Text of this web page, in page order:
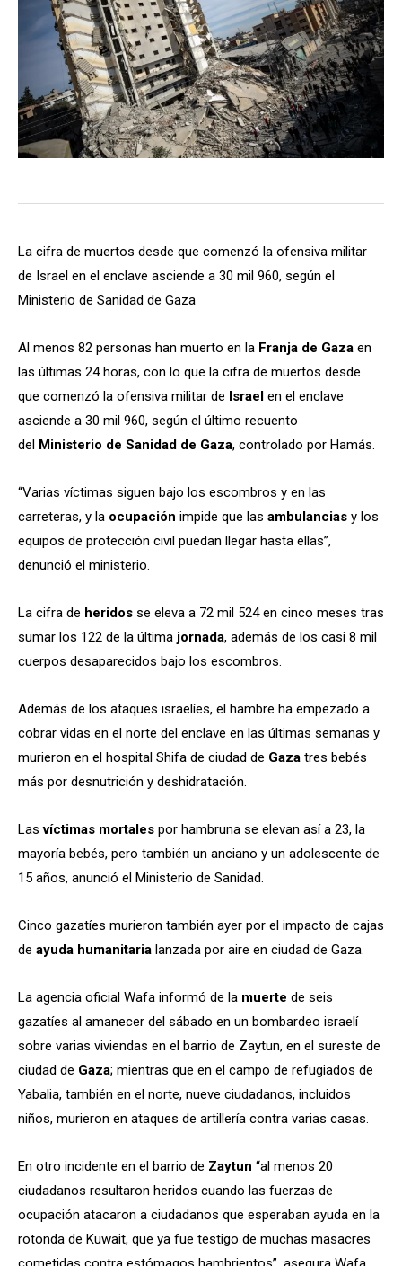
La cifra de muertos desde que comenzó la ofensiva militar
de Israel en el enclave asciende a 30 mil 960, según el
Ministerio de Sanidad de Gaza
Al menos 82 personas han muerto en la Franja de Gaza en
las últimas 24 horas, con lo que la cifra de muertos desde
que comenzó la ofensiva militar de Israel en el enclave
asciende a 30 mil 960, según el último recuento
del Ministerio de Sanidad de Gaza, controlado por Hamás.
“Varias víctimas siguen bajo los escombros y en las
carreteras, y la ocupación impide que las ambulancias y los
equipos de protección civil puedan llegar hasta ellas”,
denunció el ministerio.
La cifra de heridos se eleva a 72 mil 524 en cinco meses tras
sumar los 122 de la última jornada, además de los casi 8 mil
cuerpos desaparecidos bajo los escombros.
Además de los ataques israelíes, el hambre ha empezado a
cobrar vidas en el norte del enclave en las últimas semanas y
murieron en el hospital Shifa de ciudad de Gaza tres bebés
más por desnutrición y deshidratación.
Lasvíctimas mortales por hambruna se elevan así a 23, la
mayoría bebés, pero también un anciano y un adolescente de
15 años, anunció el Ministerio de Sanidad.
Cinco gazatíes murieron también ayer por el impacto de cajas
de ayuda humanitaria lanzada por aire en ciudad de Gaza.
La agencia oficial Wafa informó de la muerte de seis
gazatíes al amanecer del sábado en un bombardeo israelí
sobre varias viviendas en el barrio de Zaytun, en el sureste de
ciudad de Gaza; mientras que en el campo de refugiados de
Yabalia, también en el norte, nueve ciudadanos, incluidos
niños, murieron en ataques de artillería contra varias casas.
En otro incidente en el barrio de Zaytun “al menos 20
ciudadanos resultaron heridos cuando las fuerzas de
ocupación atacaron a ciudadanos que esperaban ayuda en la
rotonda de Kuwait, que ya fue testigo de muchas masacres